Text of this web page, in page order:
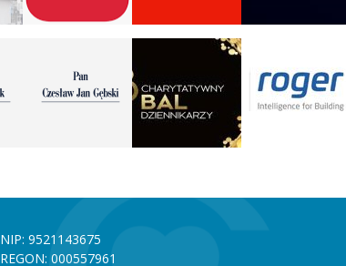
NIP: 9521143675
REGON: 000557961